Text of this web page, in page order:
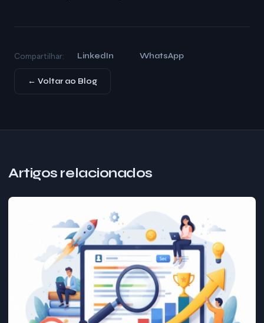
Compartilhar: LinkedIn WhatsApp
← Voltar ao Blog
Artigos relacionados